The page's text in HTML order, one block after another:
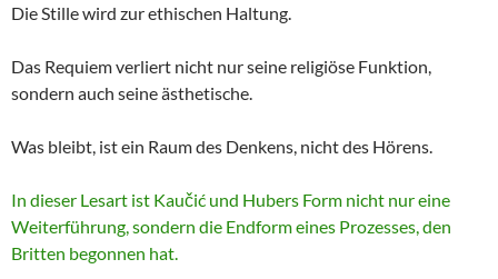
Die Stille wird zur ethischen Haltung.
Das Requiem verliert nicht nur seine religiöse Funktion,
sondern auch seine ästhetische.
Was bleibt, ist ein Raum des Denkens, nicht des Hörens.
In dieser Lesart ist Kaučić und Hubers Form nicht nur eine
Weiterführung, sondern die Endform eines Prozesses, den
Britten begonnen hat.